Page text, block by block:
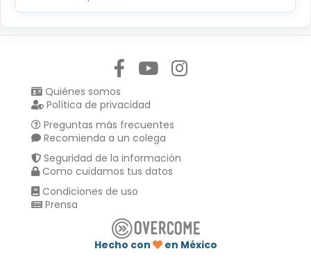
Quiénes somos
Política de privacidad
Preguntas más frecuentes
Recomienda a un colega
Seguridad de la información
Como cuidamos tus datos
Condiciones de uso
Prensa
Hecho con
en México